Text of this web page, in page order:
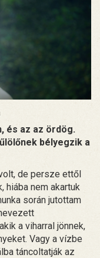
és az az ördög.
bélyegzik a
de persze ettől
hiába nem akartuk
során jutottam
a viharral jönnek,
Vagy a vízbe
táncoltatják az